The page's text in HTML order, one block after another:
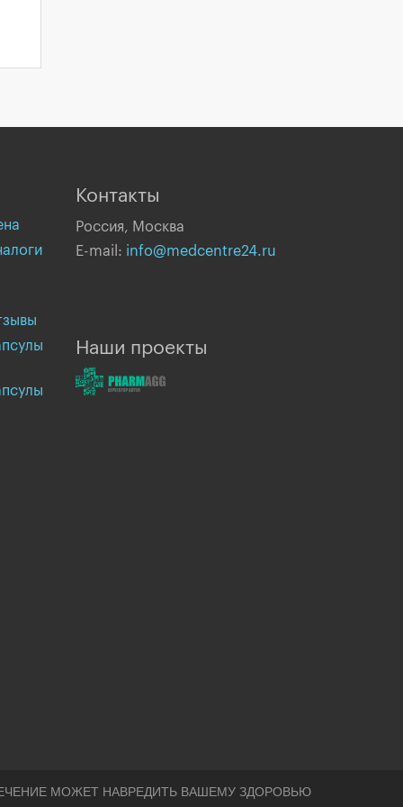
Контакты
Россия, Москва
E-mail: info@medcentre24.ru
Наши проекты
МОЖЕТ НАВРЕДИТЬ ВАШЕМУ ЗДОРОВЬЮ